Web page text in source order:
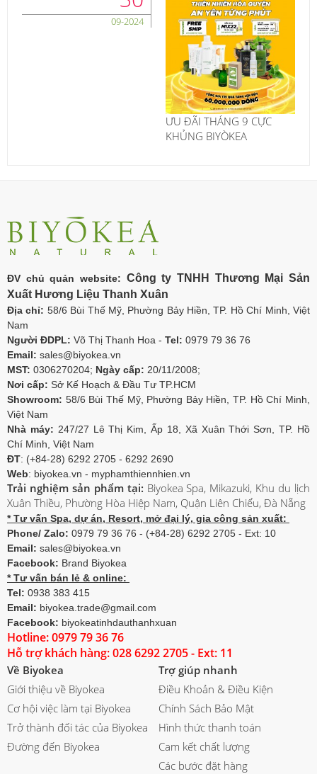
09-2024
ƯU ĐÃI THÁNG 9 CỰC
KHỦNG BIYÒKEA
ĐV chủ quản website: Công ty TNHH Thương Mại Sản
Xuất Hương Liệu Thanh Xuân
Địa chỉ: 58/6 Bùi Thế Mỹ, Phường Bảy Hiền, TP. Hồ Chí Minh, Việt
Nam
Người ĐDPL: Võ Thị Thanh Hoa - Tel: 0979 79 36 76
Email: sales@biyokea.vn
MST: 0306270204; Ngày cấp: 20/11/2008;
Nơi cấp: Sở Kế Hoạch & Đầu Tư TP.HCM
Showroom: 58/6 Bùi Thế Mỹ, Phường Bảy Hiền, TP. Hồ Chí Minh,
Việt Nam
Nhà máy: 247/27 Lê Thị Kim, Ấp 18, Xã Xuân Thới Sơn, TP. Hồ
Chí Minh, Việt Nam
ĐT: (+84-28) 6292 2705 - 6292 2690
Web: biyokea.vn - myphamthiennhien.vn
Trải nghiệm sản phẩm tại: Biyokea Spa, Mikazuki, Khu du lịch
Xuân Thiều, Phường Hòa Hiệp Nam, Quận Liên Chiểu, Đà Nẵng
* Tư vấn Spa, dự án, Resort, mở đại lý, gia công sản xuất:
Phone/ Zalo: 0979 79 36 76 - (+84-28) 6292 2705 - Ext: 10
Email: sales@biyokea.vn
Facebook: Brand Biyokea
* Tư vấn bán lẻ & online:
Tel: 0938 383 415
Email: biyokea.trade@gmail.com
Facebook: biyokeatinhdauthanhxuan
Hotline: 0979 79 36 76
Hỗ trợ khách hàng: 028 6292 2705 - Ext: 11
Về Biyokea
Giới thiệu về Biyokea
Cơ hội việc làm tại Biyokea
Trở thành đối tác của Biyokea
Đường đến Biyokea
Trợ giúp nhanh
Điều Khoản & Điều Kiện
Chính Sách Bảo Mật
Hình thức thanh toán
Cam kết chất lượng
Các bước đặt hàng